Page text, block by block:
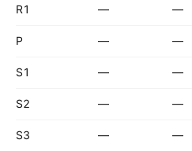
R1 — —
P — —
S1 — —
S2 — —
S3 — —